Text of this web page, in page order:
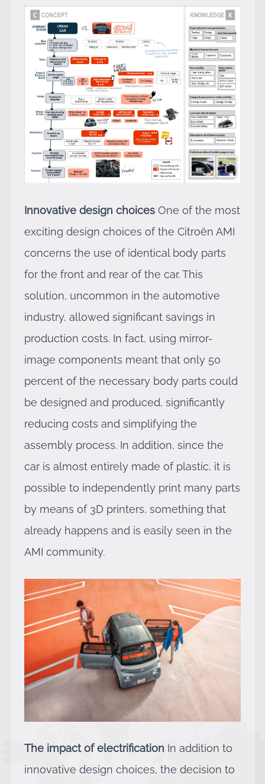
Innovative design choices One of the most
exciting design choices of the Citroën AMI
concerns the use of identical body parts
for the front and rear of the car. This
solution, uncommon in the automotive
industry, allowed significant savings in
production costs. In fact, using mirror-
image components meant that only 50
percent of the necessary body parts could
be designed and produced, significantly
reducing costs and simplifying the
assembly process. In addition, since the
car is almost entirely made of plastic, it is
possible to independently print many parts
by means of 3D printers, something that
already happens and is easily seen in the
AMI community.
The impact of electrification In addition to
innovative design choices, the decision to